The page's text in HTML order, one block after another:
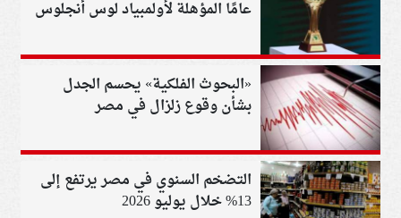
عامًا المؤهلة لأولمبياد لوس أنجلوس
«البحوث الفلكية» يحسم الجدل
بشأن وقوع زلزال في مصر
التضخم السنوي في مصر يرتفع إلى
13% خلال يوليو 2026